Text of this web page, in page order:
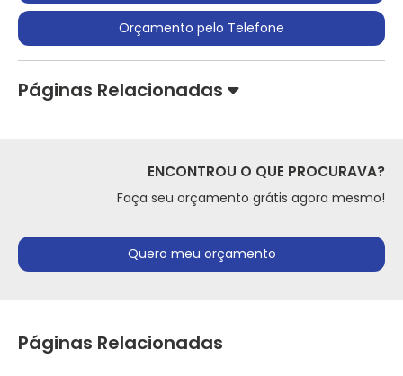
Orçamento pelo Telefone
Páginas Relacionadas
ENCONTROU O QUE PROCURAVA?
Faça seu orçamento grátis agora mesmo!
Quero meu orçamento
Páginas Relacionadas